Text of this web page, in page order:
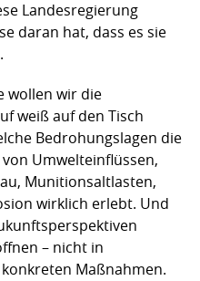
Landesregierung
daran hat, dass es sie
wollen wir die
weiß auf den Tisch
Bedrohungslagen die
Umwelteinflüssen,
Munitionsaltlasten,
wirklich erlebt. Und
– nicht in
Maßnahmen.